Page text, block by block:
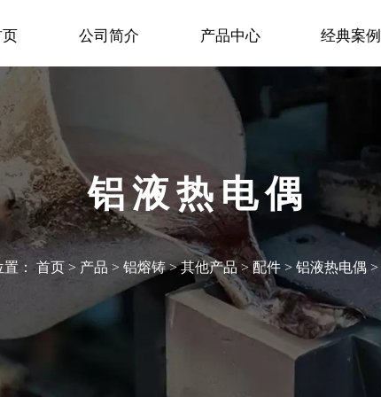
公司简介 产品中心 经典案例
铝液热电偶
置：首页 > 产品 > 铝熔铸>其他产品 > 配件 > 铝液热电偶>